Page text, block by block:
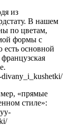
из
В нашем
по цветам,
формы с
есть основной
divany_i_kushetki/
«прямые
стиле»: